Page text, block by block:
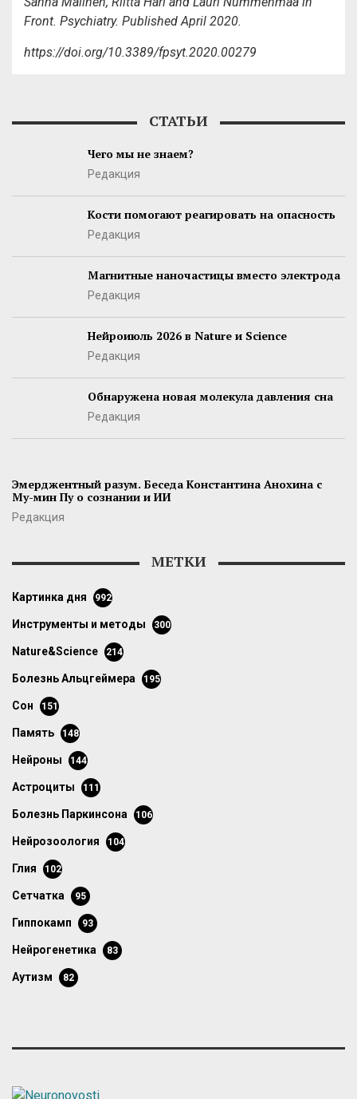
Front. Psychiatry. Published April 2020.
https://doi.org/10.3389/fpsyt.2020.00279
СТАТЬИ
Чего мы не знаем?
Редакция
Кости помогают реагировать на опасность
Редакция
Магнитные наночастицы вместо электрода
Редакция
Нейроиюль 2026 в Nature и Science
Редакция
Обнаружена новая молекула давления сна
Редакция
Эмерджентный разум. Беседа Константина Анохина с
Му-мин Пу о сознании и ИИ
Редакция
МЕТКИ
картинка дня 992
инструменты и методы 300
Nature&Science 214
болезнь Альцгеймера 195
сон 151
память 148
нейроны 144
астроциты 111
болезнь Паркинсона 106
нейрозоология 104
глия 102
сетчатка 95
гиппокамп 93
нейрогенетика 83
аутизм 82